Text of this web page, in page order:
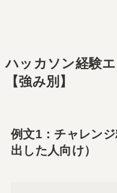
ハッカソン経験
【強み別】
例文1：チャレン
出した人向け）